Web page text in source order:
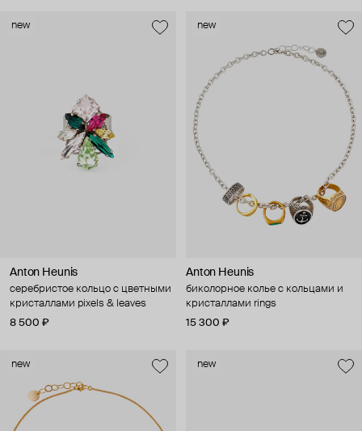
new
Anton Heunis
серебристое кольцо с цветными
кристаллами pixels & leaves
8 500 ₽
new
Anton Heunis
биколорное колье с кольцами и
кристаллами rings
15 300 ₽
new new